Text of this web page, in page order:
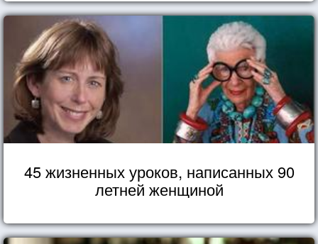
45 жизненных уроков, написанных 90
летней женщиной